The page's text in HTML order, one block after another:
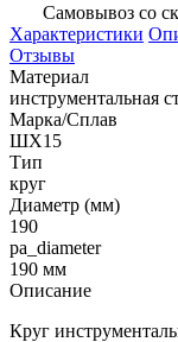
Самовывоз со
Характеристики
Отзывы
Материал
инструментальная
Марка/Сплав
ШХ15
Тип
круг
Диаметр (мм)
190
pa_diameter
190 мм
Описание
Круг